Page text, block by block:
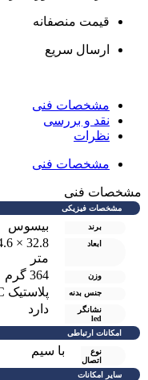
قیمت منصفانه
ارسال سریع
مشخصات فنی
نقد و بررسی
نظرات
مشخصات فنی
مشخصات فنی
مشخصات فیزیکی
برند بیسوس
ابعاد
متر
وزن 364 گرم
جنس بدنه پلاستیک ABS + PC
نشانگر
led
دارد
امکانات ارتباطی
نوع
اتصال
با سیم
سایر امکانات